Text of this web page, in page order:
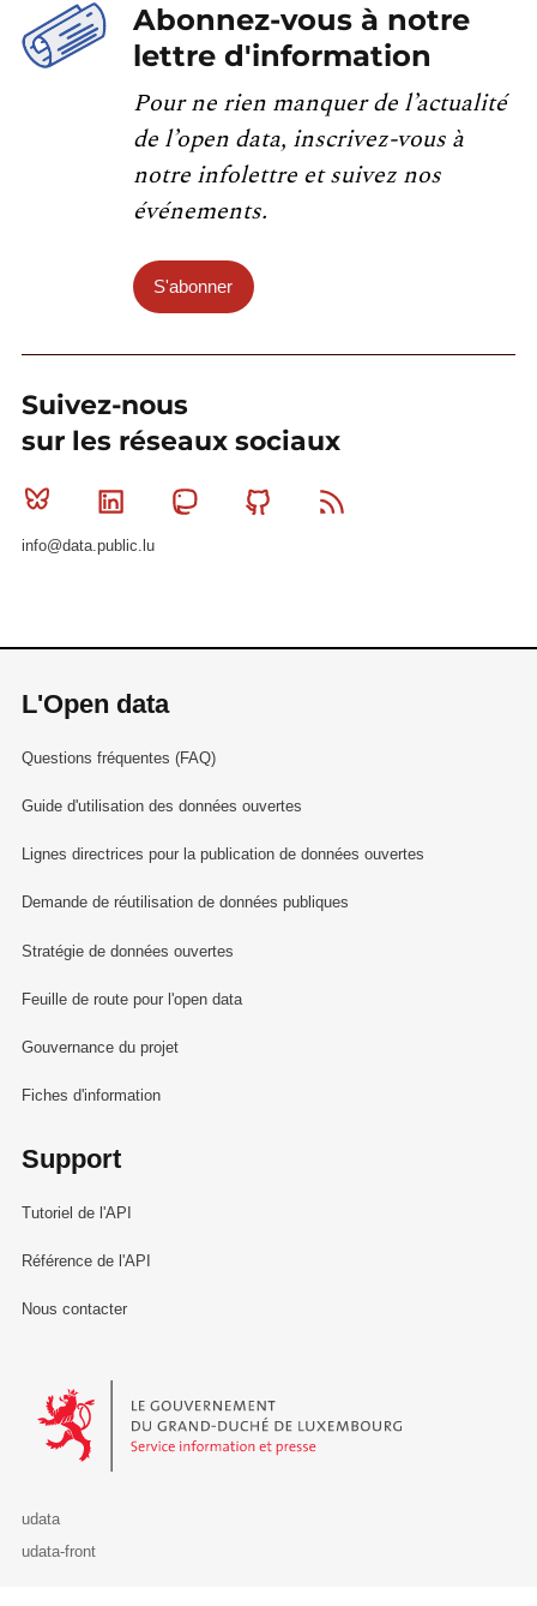
Abonnez-vous à notre
lettre d'information
Pour ne rien manquer de l’actualité
de l’open data, inscrivez-vous à
notre infolettre et suivez nos
événements.
S'abonner
Suivez-nous
sur les réseaux sociaux
Bluesky Linkedin MastodonGithub
info@data.public.lu
L'Open data
Questions fréquentes (FAQ)
Guide d'utilisation des données ouvertes
Lignes directrices pour la publication de données ouvertes
Demande de réutilisation de données publiques
Stratégie de données ouvertes
Feuille de route pour l'open data
Gouvernance du projet
Fiches d'information
Support
Tutoriel de l'API
Référence de l'API
Nous contacter
Le Gouvernement du Grand-Duché de Luxembourg - Service
udata
udata-front